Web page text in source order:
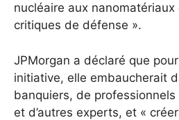
nucléaire aux
critiques de défense ».
JPMorgan a déclaré que
initiative, elle embaucherait
banquiers, de professionnels
et d’autres experts, et «